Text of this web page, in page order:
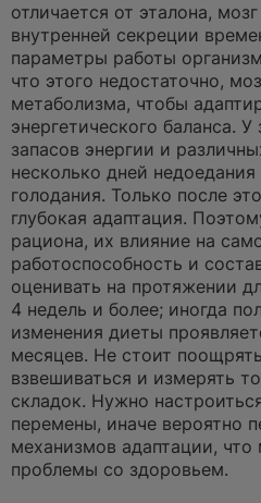
отличается от эталона,
внутренней секреции
параметры работы
что этого недостаточно,
метаболизма, чтобы
энергетического баланса.
запасов энергии и
несколько дней
голодания. Только после
глубокая адаптация.
рациона, их влияние на
работоспособность и
оценивать на протяжении
4 недель и более; иногда
изменения диеты
месяцев. Не стоит
взвешиваться и измерять
складок. Нужно
перемены, иначе вероятно
механизмов адаптации,
проблемы со здоровьем.